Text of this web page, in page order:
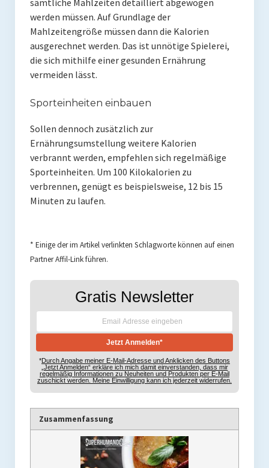
sämtliche Mahlzeiten detailliert abgewogen
werden müssen. Auf Grundlage der
Mahlzeitengröße müssen dann die Kalorien
ausgerechnet werden. Das ist unnötige Spielerei,
die sich mithilfe einer gesunden Ernährung
vermeiden lässt.
Sporteinheiten einbauen
Sollen dennoch zusätzlich zur
Ernährungsumstellung weitere Kalorien
verbrannt werden, empfehlen sich regelmäßige
Sporteinheiten. Um 100 Kilokalorien zu
verbrennen, genügt es beispielsweise, 12 bis 15
Minuten zu laufen.
* Einige der im Artikel verlinkten Schlagworte können auf einen
Partner Affil-Link führen.
Gratis Newsletter
*Durch Angabe meiner E-Mail-Adresse und Anklicken des Buttons
„Jetzt Anmelden“ erkläre ich mich damit einverstanden, dass mir
regelmäßig Informationen zu Neuheiten und Produkten per E-Mail
zuschickt werden. Meine Einwilligung kann ich jederzeit widerrufen.
Zusammenfassung